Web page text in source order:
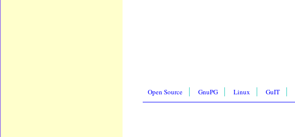
Open Source GnuPG Linux GuIT